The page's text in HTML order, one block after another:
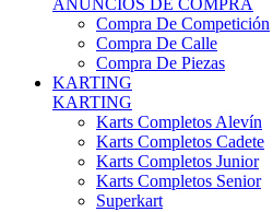
ANUNCIOS DE COMPRA
Compra De Competición
Compra De Calle
Compra De Piezas
KARTING
KARTING
Karts Completos Alevín
Karts Completos Cadete
Karts Completos Junior
Karts Completos Senior
Superkart